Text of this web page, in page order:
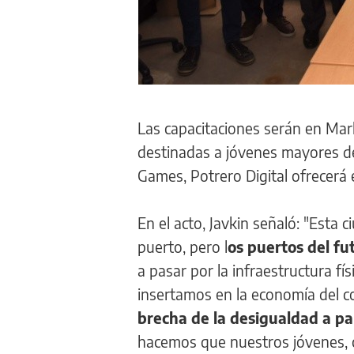
Las capacitaciones serán en
destinadas a jóvenes mayores
Games, Potrero Digital ofrecerá
En el acto, Javkin señaló: "Esta
puerto, pero los puertos del
a pasar por la infraestructura
insertamos en la economía del
brecha de la desigualdad a
hacemos que nuestros